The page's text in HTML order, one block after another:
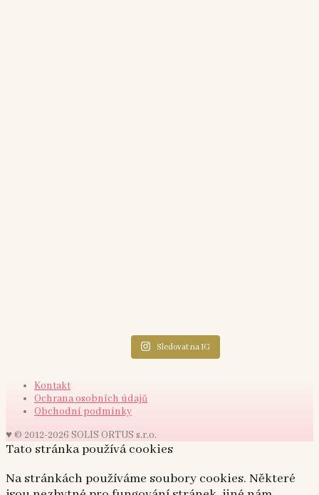
Sledovat na IG
Kontakt
Ochrana osobních údajů
Obchodní podmínky
♥ © 2012-2026 SOLIS ORTUS s.r.o.
Tato stránka používá cookies
Na stránkách používáme soubory cookies. Některé